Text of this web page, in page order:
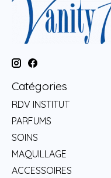
Catégories
RDV INSTITUT
PARFUMS
SOINS
MAQUILLAGE
ACCESSOIRES